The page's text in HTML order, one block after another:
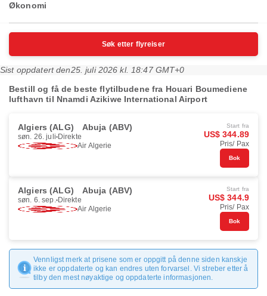
Økonomi
Søk etter flyreiser
Sist oppdatert den25. juli 2026 kl. 18:47 GMT+0
Bestill og få de beste flytilbudene fra Houari Boumediene
lufthavn til Nnamdi Azikiwe International Airport
Algiers (ALG) Abuja (ABV)
søn. 26. juli Direkte
Air Algerie
Start fra
US$ 344.89
Pris/ Pax
Bok
Algiers (ALG) Abuja (ABV)
søn. 6. sep. Direkte
Air Algerie
Start fra
US$ 344.9
Pris/ Pax
Bok
Vennligst merk at prisene som er oppgitt på denne siden kanskje
ikke er oppdaterte og kan endres uten forvarsel. Vi streber etter å
tilby den mest nøyaktige og oppdaterte informasjonen.